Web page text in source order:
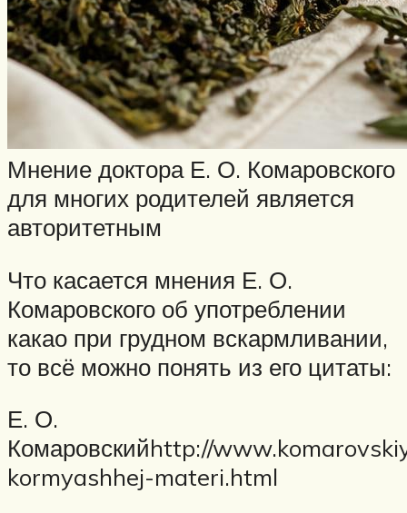
Мнение доктора Е. О. Комаровского
для многих родителей является
авторитетным
Что касается мнения Е. О.
Комаровского об употреблении
какао при грудном вскармливании,
то всё можно понять из его цитаты:
Е. О.
Комаровскийhttp://
kormyashhej-materi.html